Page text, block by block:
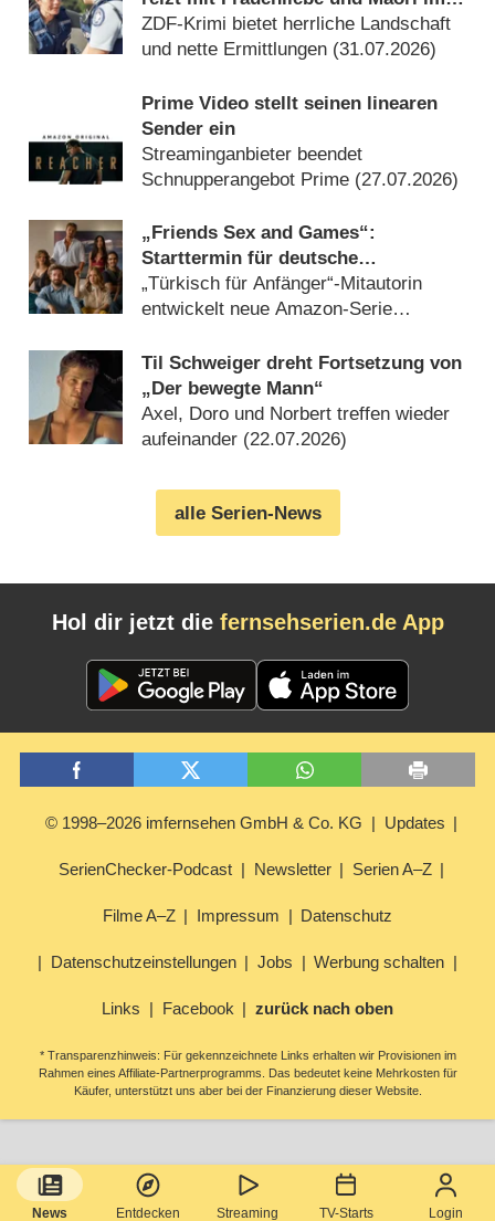
News Entdecken Streaming TV-Starts Login
Krimi – Review
ZDF-Krimi bietet herrliche Landschaft
und nette Ermittlungen (31.07.2026)
Prime Video stellt seinen linearen
Sender ein
Streaminganbieter beendet
Schnupperangebot Prime (27.07.2026)
„Friends Sex and Games“:
Starttermin für deutsche
Erotikdramedy bei Prime Video
„Türkisch für Anfänger“-Mitautorin
entwickelt neue Amazon-Serie
Til Schweiger dreht Fortsetzung von
„Der bewegte Mann“
Axel, Doro und Norbert treffen wieder
aufeinander (22.07.2026)
alle Serien-News
Hol dir jetzt die fernsehserien.de App
© 1998–2026 imfernsehen GmbH & Co. KG Updates
SerienChecker-Podcast Newsletter Serien A–Z
Filme A–Z Impressum Datenschutz
Datenschutzeinstellungen Jobs Werbung schalten
Links Facebook zurück nach oben
* Transparenzhinweis: Für gekennzeichnete Links erhalten wir Provisionen im
Rahmen eines Affiliate-Partnerprogramms. Das bedeutet keine Mehrkosten für
Käufer, unterstützt uns aber bei der Finanzierung dieser Website.